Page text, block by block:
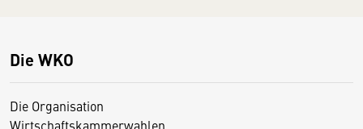
Die WKO
Die Organisation
Wirtschaftskammerwahlen